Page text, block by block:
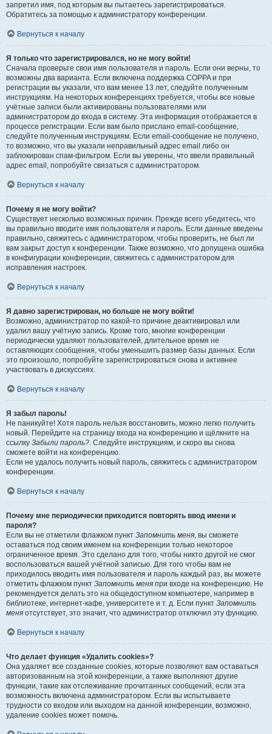
запретил имя, под которым вы пытаетесь зарегистрироваться.
Обратитесь за помощью к администратору конференции.
Вернуться к началу
Я только что зарегистрировался, но не могу войти!
Сначала проверьте свои имя пользователя и пароль. Если они верны, то
возможны два варианта. Если включена поддержка COPPA и при
регистрации вы указали, что вам менее 13 лет, следуйте полученным
инструкциям. На некоторых конференциях требуется, чтобы все новые
учётные записи были активированы пользователями или
администратором до входа в систему. Эта информация отображается в
процессе регистрации. Если вам было прислано email-сообщение,
следуйте полученным инструкциям. Если email-сообщение не получено,
то возможно, что вы указали неправильный адрес email либо он
заблокирован спам-фильтром. Если вы уверены, что ввели правильный
адрес email, попробуйте связаться с администратором.
Вернуться к началу
Почему я не могу войти?
Существует несколько возможных причин. Прежде всего убедитесь, что
вы правильно вводите имя пользователя и пароль. Если данные введены
правильно, свяжитесь с администратором, чтобы проверить, не был ли
вам закрыт доступ к конференции. Также возможно, что допущена ошибка
в конфигурации конференции, свяжитесь с администратором для
исправления настроек.
Вернуться к началу
Я давно зарегистрирован, но больше не могу войти!
Возможно, администратор по какой-то причине деактивировал или
удалил вашу учётную запись. Кроме того, многие конференции
периодически удаляют пользователей, длительное время не
оставляющих сообщения, чтобы уменьшить размер базы данных. Если
это произошло, попробуйте зарегистрироваться снова и активнее
участвовать в дискуссиях.
Вернуться к началу
Я забыл пароль!
Не паникуйте! Хотя пароль нельзя восстановить, можно легко получить
новый. Перейдите на страницу входа на конференцию и щёлкните на
ссылку Забыли пароль?. Следуйте инструкциям, и скоро вы снова
сможете войти на конференцию.
Если не удалось получить новый пароль, свяжитесь с администратором
конференции.
Вернуться к началу
Почему мне периодически приходится повторять ввод имени и
пароля?
Если вы не отметили флажком пункт Запомнить меня, вы сможете
оставаться под своим именем на конференции только некоторое
ограниченное время. Это сделано для того, чтобы никто другой не смог
воспользоваться вашей учётной записью. Для того чтобы вам не
приходилось вводить имя пользователя и пароль каждый раз, вы можете
отметить флажком пункт Запомнить меня при входе на конференцию. Не
рекомендуется делать это на общедоступном компьютере, например в
библиотеке, интернет-кафе, университете и т. д. Если пункт Запомнить
меня отсутствует, это значит, что администратор отключил эту функцию.
Вернуться к началу
Что делает функция «Удалить cookies»?
Она удаляет все созданные cookies, которые позволяют вам оставаться
авторизованным на этой конференции, а также выполняют другие
функции, такие как отслеживание прочитанных сообщений, если эта
возможность включена администратором. Если вы испытываете
трудности со входом или выходом на данной конференции, возможно,
удаление cookies может помочь.